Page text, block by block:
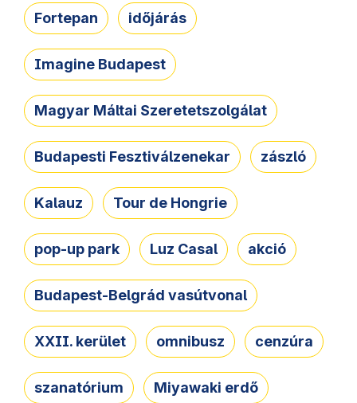
Fortepan időjárás
Imagine Budapest
Magyar Máltai Szeretetszolgálat
Budapesti Fesztiválzenekar zászló
Kalauz Tour de Hongrie
pop-up park Luz Casal akció
Budapest-Belgrád vasútvonal
XXII. kerület omnibusz cenzúra
szanatórium Miyawaki erdő